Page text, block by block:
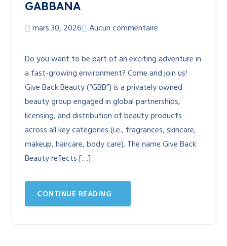
GABBANA
mars 30, 2026 Aucun commentaire
Do you want to be part of an exciting adventure in
a fast-growing environment? Come and join us!
Give Back Beauty (“GBB”) is a privately owned
beauty group engaged in global partnerships,
licensing, and distribution of beauty products
across all key categories (i.e., fragrances, skincare,
makeup, haircare, body care). The name Give Back
Beauty reflects […]
CONTINUE READING